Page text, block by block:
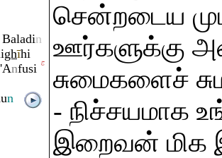
n
ghīhi
nfusi
n
சென்றடைய
ஊர்களுக்கு
சுமைகளைச்
- நிச்சயமாக
இறைவன் மிக